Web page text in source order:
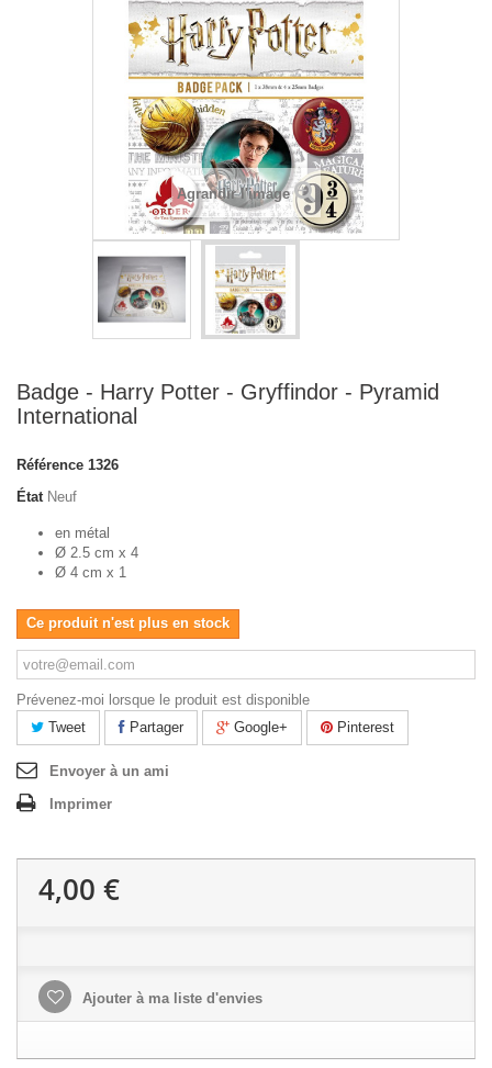
Agrandir l'image
Badge - Harry Potter - Gryffindor - Pyramid
International
Référence 1326
État Neuf
en métal
Ø 2.5 cm x 4
Ø 4 cm x 1
Ce produit n'est plus en stock
Prévenez-moi lorsque le produit est disponible
Tweet
Partager Google+ Pinterest
Envoyer à un ami
Imprimer
4,00 €
Ajouter à ma liste d'envies